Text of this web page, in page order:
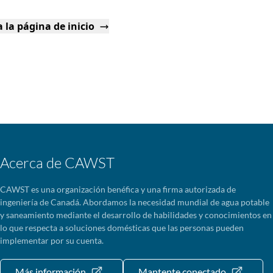
la página de inicio
Acerca de CAWST
CAWST es una organización benéfica y una firma autorizada de
ingeniería de Canadá. Abordamos la necesidad mundial de agua potable
y saneamiento mediante el desarrollo de habilidades y conocimientos en
lo que respecta a soluciones domésticas que las personas pueden
implementar por su cuenta.